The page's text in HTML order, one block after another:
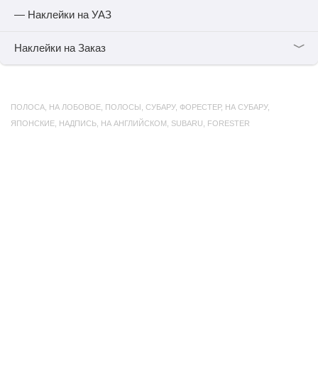
— Наклейки на УАЗ
Наклейки на Заказ ﹀
ПОЛОСА НА ЛОБОВОЕ ПОЛОСЫ СУБАРУ, ФОРЕСТЕР, НА СУБАРУ,
ЯПОНСКИЕ НАДПИСЬ НА АНГЛИЙСКОМ SUBARU FORESTER